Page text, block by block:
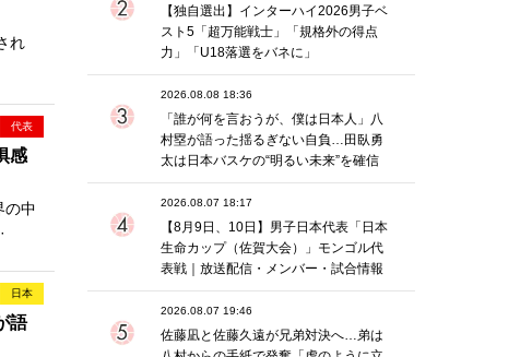
れ
代表
感
の中
日本
語
【独自選出】インターハイ2026男子ベ
スト5「超万能戦士」「規格外の得点
力」「U18落選をバネに」
2026.08.08 18:36
「誰が何を言おうが、僕は日本人」八
村塁が語った揺るぎない自負…田臥勇
太は日本バスケの“明るい未来”を確信
2026.08.07 18:17
【8月9日、10日】男子日本代表「日本
生命カップ（佐賀大会）」モンゴル代
表戦｜放送配信・メンバー・試合情報
2026.08.07 19:46
佐藤凪と佐藤久遠が兄弟対決へ…弟は